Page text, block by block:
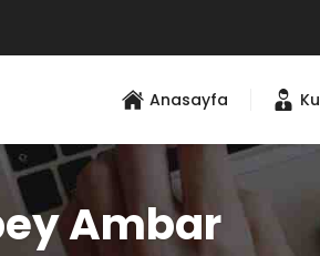
Anasayfa
Ambar